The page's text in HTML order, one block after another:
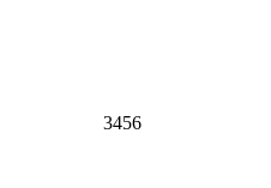
3456